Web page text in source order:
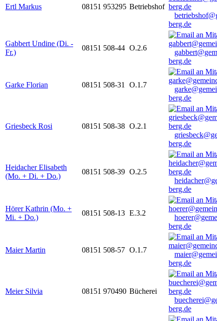
Ertl Markus 08151 953295 Betriebshof
berg.de
Gabbert Undine (Di. -
Fr.)
08151 508-44 O.2.6
berg.de
Garke Florian 08151 508-31 O.1.7
berg.de
Griesbeck Rosi 08151 508-38 O.2.1
berg.de
Heidacher Elisabeth
(Mo. + Di. + Do.)
08151 508-39 O.2.5
berg.de
Hörer Kathrin (Mo. +
Mi. + Do.)
08151 508-13 E.3.2
berg.de
Maier Martin 08151 508-57 O.1.7
berg.de
Meier Silvia 08151 970490 Bücherei
berg.de